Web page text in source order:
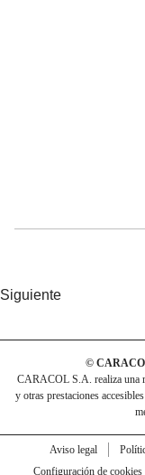
Siguiente
©
CARACOL S.A. realiza una
y otras prestaciones
Aviso legal
Configuración de cookies